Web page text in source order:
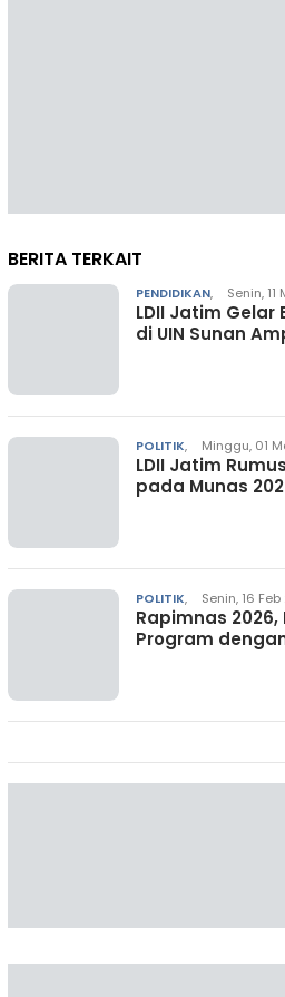
BERITA TERKAIT
PENDIDIKAN, Senin,
LDII Jatim Gelar
di UIN Sunan
POLITIK, Minggu, 01
LDII Jatim
pada Munas
POLITIK, Senin, 16
Rapimnas 2026,
Program